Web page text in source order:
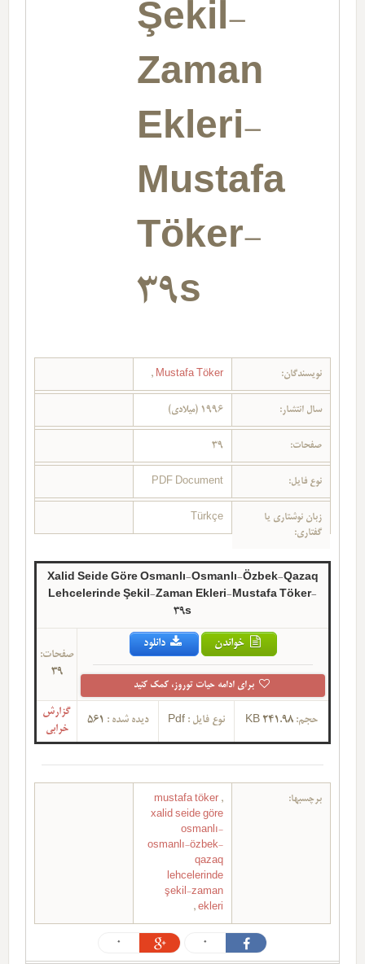
Şekil-
Zaman
Ekleri-
Mustafa
Töker-
39s
نویسندگان: Mustafa Töker
,
سال انتشار: 1996 (میلادی)
صفحات: 39
نوع فایل: PDF Document
زبان نوشتاری یا
گفتاری:
Türkçe
Xalid Seide Göre Osmanlı-Osmanlı-Özbek-Qazaq
Lehcelerinde Şekil-Zaman Ekleri-Mustafa Töker-
39s
خواندن دانلود
برای ادامه حیات توروز، کمک کنید
صفحات:
39
حجم: 241.98 KB نوع فایل : Pdf دیده شده : 561
گزارش
خرابی
برچسبها: mustafa töker ,
xalid seide göre
osmanlı-
osmanlı-özbek-
qazaq
lehcelerinde
şekil-zaman
ekleri
,
0
0